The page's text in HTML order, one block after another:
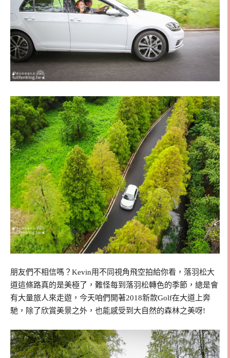
朋友們不相信嗎？Kevin用不同視角飛空拍給你看，落羽松大
道這條路真的是美極了，難怪每到落羽松轉色的季節，總是會
有大量旅人來走遊，今天咱們開著2018新款Golf在大道上奔
馳，除了欣賞美景之外，也能感受到大自然的森林之美呀!